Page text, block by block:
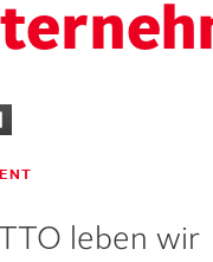
leben wir